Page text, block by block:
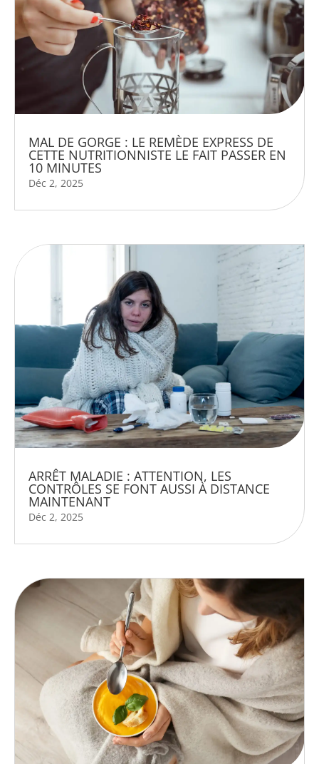
MAL DE GORGE : LE REMÈDE EXPRESS DE
CETTE NUTRITIONNISTE LE FAIT PASSER EN
10 MINUTES
Déc 2, 2025
ARRÊT MALADIE : ATTENTION, LES
CONTRÔLES SE FONT AUSSI À DISTANCE
MAINTENANT
Déc 2, 2025